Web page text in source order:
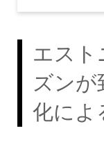
エスト
ズンが
化によ